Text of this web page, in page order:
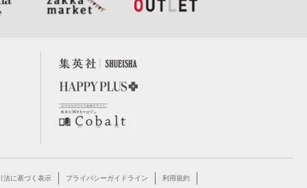
利用規約
プライバシーガイドライン
法に基づく表示